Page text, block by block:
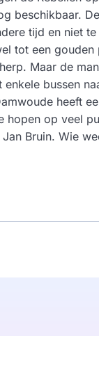
beschikbaar.
tijd en niet
tot een
Maar de
bussen
heeft
op veel
Bruin. Wie